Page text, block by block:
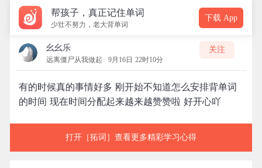
帮孩子，真正记住单词
少壮不努力，老大背单词
下载 App
幺幺乐
远离僵尸从我做起 9月16日 22时10分
关注
有的时候真的事情好多 刚开始不知道怎么安排背单词
的时间 现在时间分配起来越来越赞赞啦 好开心吖
打开［拓词］查看更多精彩学习心得